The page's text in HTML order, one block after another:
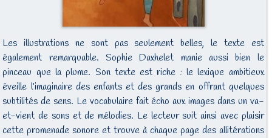
Les illustrations ne sont pas seulement belles, le texte est
également remarquable. Sophie Daxhelet manie aussi bien le
pinceau que la plume. Son texte est riche : le lexique ambitieux
éveille l’imaginaire des enfants et des grands en offrant quelques
subtilités de sens. Le vocabulaire fait écho aux images dans un va-
et-vient de sons et de mélodies. Le lecteur suit ainsi avec plaisir
cette promenade sonore et trouve à chaque page des allitérations